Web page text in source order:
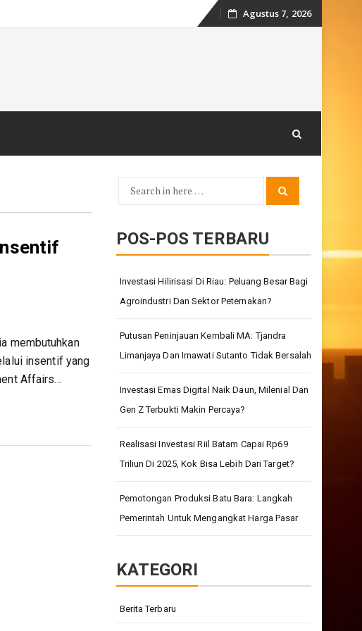
Skip
Agustus 7, 2026
membutuhkan
insentif yang
Affairs…
Search
POS-POS TERBARU
Investasi Hilirisasi Di Riau: Peluang Besar Bagi
Agroindustri Dan Sektor Peternakan?
Putusan Peninjauan Kembali MA: Tjandra
Limanjaya Dan Irnawati Sutanto Tidak Bersalah
Investasi Emas Digital Naik Daun, Milenial Dan
Gen Z Terbukti Makin Percaya?
Realisasi Investasi Riil Batam Capai Rp69
Triliun Di 2025, Kok Bisa Lebih Dari Target?
Pemotongan Produksi Batu Bara: Langkah
Pemerintah Untuk Mengangkat Harga Pasar
KATEGORI
Berita Terbaru